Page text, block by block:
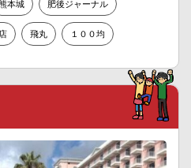
本城 肥後ジャーナル
飛丸 １００均